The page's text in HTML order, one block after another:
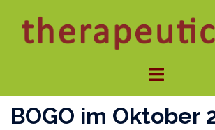
Inhalt
springen
Menü
BOGO im Oktober